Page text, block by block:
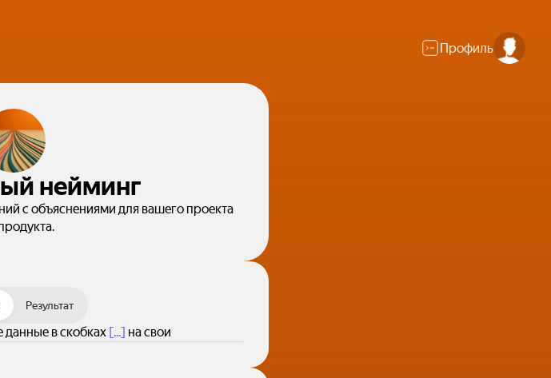
Профиль
нейминг
с объяснениями для вашего проекта
Результат
данные в скобках [...] на свои